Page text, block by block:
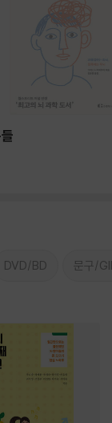
DVD/BD 문구/